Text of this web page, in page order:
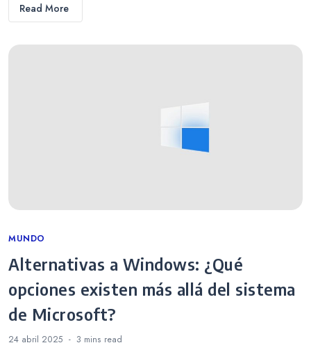
Read More
Categories
MUNDO
Alternativas a Windows: ¿Qué
opciones existen más allá del sistema
de Microsoft?
24 abril 2025 3 mins read